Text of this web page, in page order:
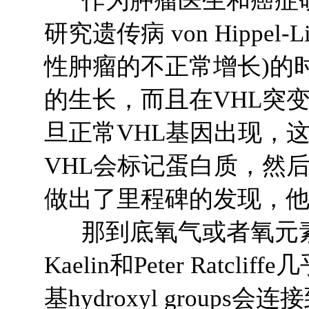
研究遗传病 von Hippel-
性肿瘤的不正常增长)的
的生长，而且在VHL突
旦正常VHL基因出现，
VHL会标记蛋白质，然
做出了里程碑的发现，
那到底氧气或者氧元
Kaelin和Peter Ratcliffe
基hydroxyl groups会连